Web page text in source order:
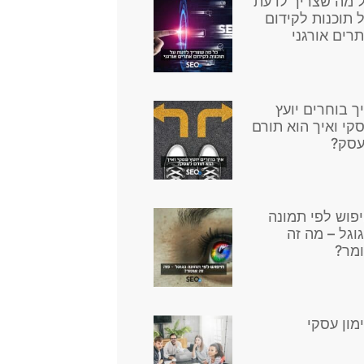
תוכנות לקידום
אורגני
בוחרים יועץ
ואיך הוא תורם
לפי תמונה
– מה זה
עסקי